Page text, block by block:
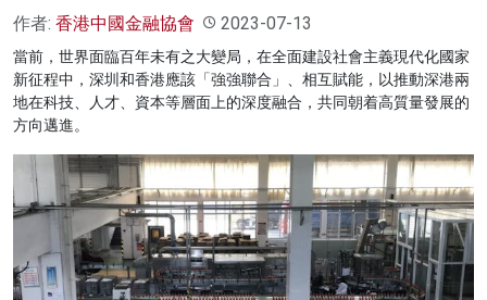
作者: 香港中國金融協會 2023-07-13
當前，世界面臨百年未有之大變局，在全面建設社會主義現代化國家
新征程中，深圳和香港應該「強強聯合」、相互賦能，以推動深港兩
地在科技、人才、資本等層面上的深度融合，共同朝着高質量發展的
方向邁進。